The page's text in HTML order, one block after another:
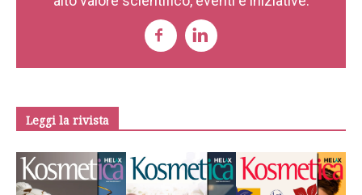
Leggi la rivista